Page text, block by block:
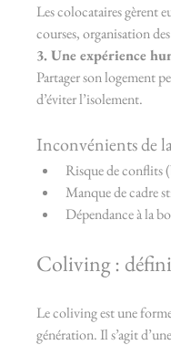
Les colocataires gèrent
courses, organisation des
3. Une expérience
Partager son logement
d’éviter l’isolement.
Inconvénients de
Risque de conflits
Manque de cadre
Dépendance à la
Coliving :
Le coliving est une
génération. Il s’agit